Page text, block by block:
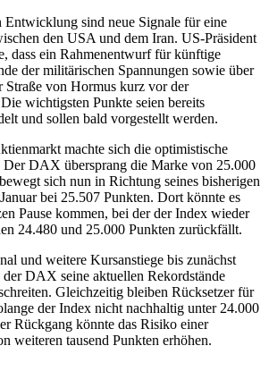
Entwicklung sind neue Signale für eine
den USA und dem Iran. US-Präsident
dass ein Rahmenentwurf für künftige
der militärischen Spannungen sowie über
Straße von Hormus kurz vor der
wichtigsten Punkte seien bereits
und sollen bald vorgestellt werden.
machte sich die optimistische
Der DAX übersprang die Marke von 25.000
sich nun in Richtung seines bisherigen
bei 25.507 Punkten. Dort könnte es
Pause kommen, bei der der Index wieder
24.480 und 25.000 Punkten zurückfällt.
und weitere Kursanstiege bis zunächst
der DAX seine aktuellen Rekordstände
Gleichzeitig bleiben Rücksetzer für
der Index nicht nachhaltig unter 24.000
Rückgang könnte das Risiko einer
weiteren tausend Punkten erhöhen.